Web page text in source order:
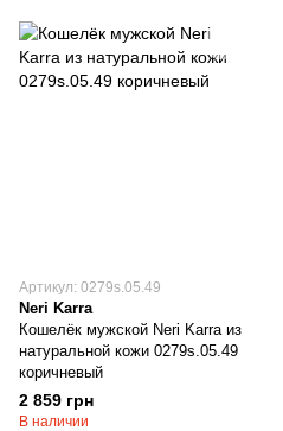
Артикул: 0279s.05.49
Neri Karra
Кошелёк мужской Neri Karra из
натуральной кожи 0279s.05.49
коричневый
2 859 грн
В наличии